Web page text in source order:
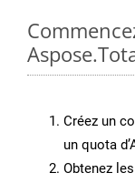
Créez un
un quota
Obtenez